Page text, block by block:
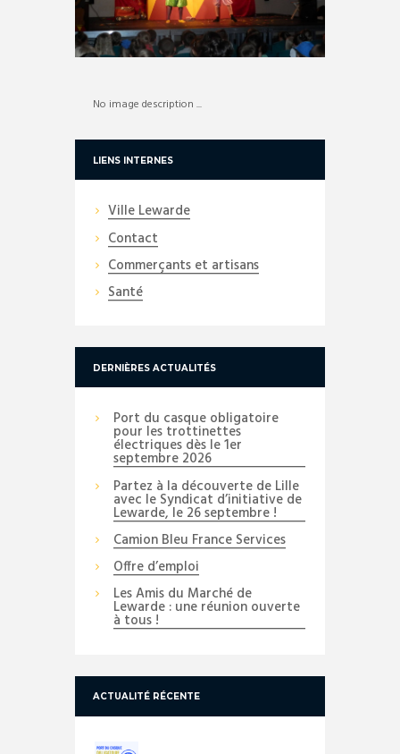
No image description ...
LIENS INTERNES
Ville Lewarde
Contact
Commerçants et artisans
Santé
DERNIÈRES ACTUALITÉS
Port du casque obligatoire
pour les trottinettes
électriques dès le 1er
septembre 2026
Partez à la découverte de Lille
avec le Syndicat d’initiative de
Lewarde, le 26 septembre !
Camion Bleu France Services
Offre d’emploi
Les Amis du Marché de
Lewarde : une réunion ouverte
à tous !
ACTUALITÉ RÉCENTE